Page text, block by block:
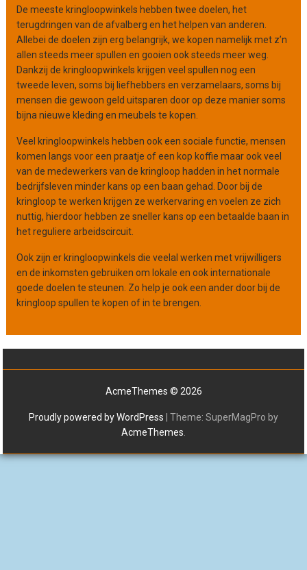
i
s
a
t
i
e
De meeste kringloopwinkels hebben twee doelen, het
terugdringen van de afvalberg en het helpen van anderen.
Allebei de doelen zijn erg belangrijk, we kopen namelijk met z’n
allen steeds meer spullen en gooien ook steeds meer weg.
Dankzij de kringloopwinkels krijgen veel spullen nog een
tweede leven, soms bij liefhebbers en verzamelaars, soms bij
mensen die gewoon geld uitsparen door op deze manier soms
bijna nieuwe kleding en meubels te kopen.
Veel kringloopwinkels hebben ook een sociale functie, mensen
komen langs voor een praatje of een kop koffie maar ook veel
van de medewerkers van de kringloop hadden in het normale
bedrijfsleven minder kans op een baan gehad. Door bij de
kringloop te werken krijgen ze werkervaring en voelen ze zich
nuttig, hierdoor hebben ze sneller kans op een betaalde baan in
het reguliere arbeidscircuit.
Ook zijn er kringloopwinkels die veelal werken met vrijwilligers
en de inkomsten gebruiken om lokale en ook internationale
goede doelen te steunen. Zo help je ook een ander door bij de
kringloop spullen te kopen of in te brengen.
AcmeThemes © 2026
Proudly powered by WordPress
Theme: SuperMagPro by
AcmeThemes